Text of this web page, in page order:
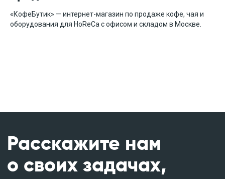
«КофеБутик» — интернет-магазин по продаже кофе, чая и
оборудования для HoReCa с офисом и складом в Москве.